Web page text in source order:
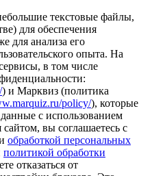
текстовые файлы,
для обеспечения
для анализа его
опыта. На
в том числе
) и Марквиз (политика
policy/), которые
с использованием
вы соглашаетесь с
обработкой персональных
политикой обработки
отказаться от